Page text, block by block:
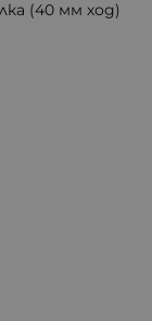
(40 мм ход)